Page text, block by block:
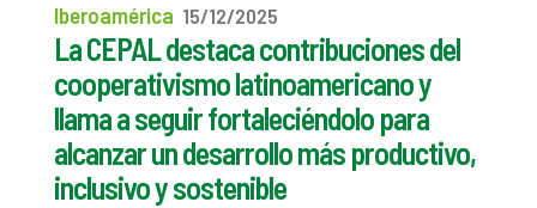
Iberoamérica 15/12/2025
La CEPAL destaca contribuciones del
cooperativismo latinoamericano y
llama a seguir fortaleciéndolo para
alcanzar un desarrollo más productivo,
inclusivo y sostenible